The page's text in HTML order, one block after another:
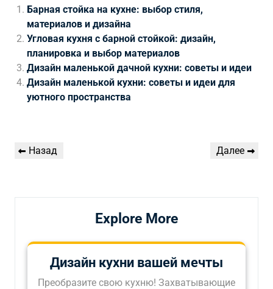
Барная стойка на кухне: выбор стиля,
материалов и дизайна
Угловая кухня с барной стойкой: дизайн,
планировка и выбор материалов
Дизайн маленькой дачной кухни: советы и идеи
Дизайн маленькой кухни: советы и идеи для
уютного пространства
Навигация
Предыдущая
Назад
Следующая
Далее
Explore More
Дизайн кухни вашей мечты
Преобразите свою кухню! Захватывающие